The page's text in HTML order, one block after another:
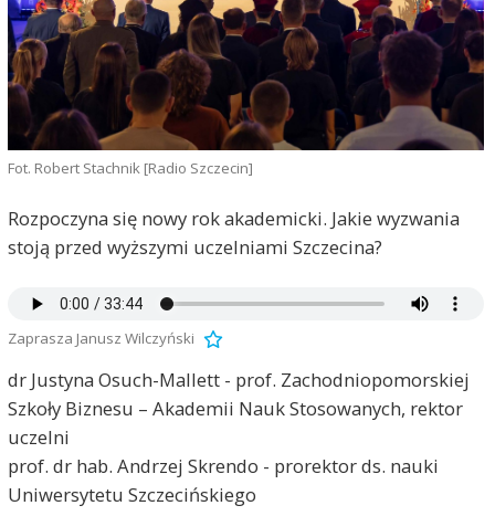
Fot. Robert Stachnik [Radio Szczecin]
Rozpoczyna się nowy rok akademicki. Jakie wyzwania
stoją przed wyższymi uczelniami Szczecina?
Zaprasza Janusz Wilczyński
dr Justyna Osuch-Mallett - prof. Zachodniopomorskiej
Szkoły Biznesu – Akademii Nauk Stosowanych, rektor
uczelni
prof. dr hab. Andrzej Skrendo - prorektor ds. nauki
Uniwersytetu Szczecińskiego